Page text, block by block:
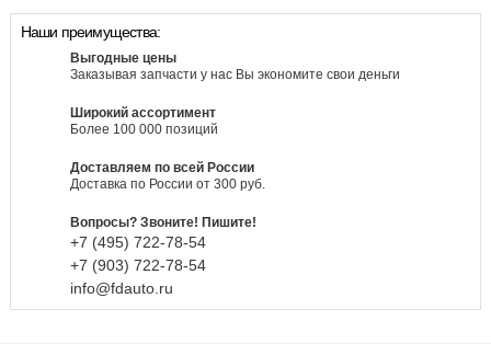
Наши преимущества:
Выгодные цены
Заказывая запчасти у нас Вы экономите свои деньги
Широкий ассортимент
Более 100 000 позиций
Доставляем по всей России
Доставка по России от 300 руб.
Вопросы? Звоните! Пишите!
+7 (495) 722-78-54
+7 (903) 722-78-54
info@fdauto.ru